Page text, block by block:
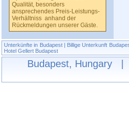
Qualität, besonders
ansprechendes Preis-Leistungs-
Verhältniss  anhand der
Rückmeldungen unserer Gäste.
Unterkünfte in Budapest| Billige Unterkunft
Hotel Gellert Budapest
Budapest, Hungary